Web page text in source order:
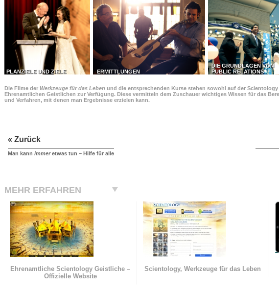
PLANZIELE UND ZIELE ERMITTLUNGEN
DIE GRUNDLAGEN VON
PUBLIC RELATIONS
Die Filme der Werkzeuge für das Leben und die entsprechenden Kurse stehen sowohl auf der
Ehrenamtlichen Geistlichen zur Verfügung. Diese vermitteln dem Zuschauer wichtiges Wissen für das
und Verfahren, mit denen man Ergebnisse erzielen kann.
« Zurück
Man kann immeretwas tun – Hilfe für alle
MEHR ERFAHREN
Ehrenamtliche Scientology Geistliche –
Offizielle Website
Scientology, Werkzeuge für das Leben